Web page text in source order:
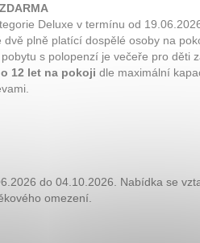
Deluxe v termínu od
plně platící dospělé osoby na
s polopenzí je večeře pro děti
12 let na pokoji dle maximální
do 04.10.2026. Nabídka se
omezení.